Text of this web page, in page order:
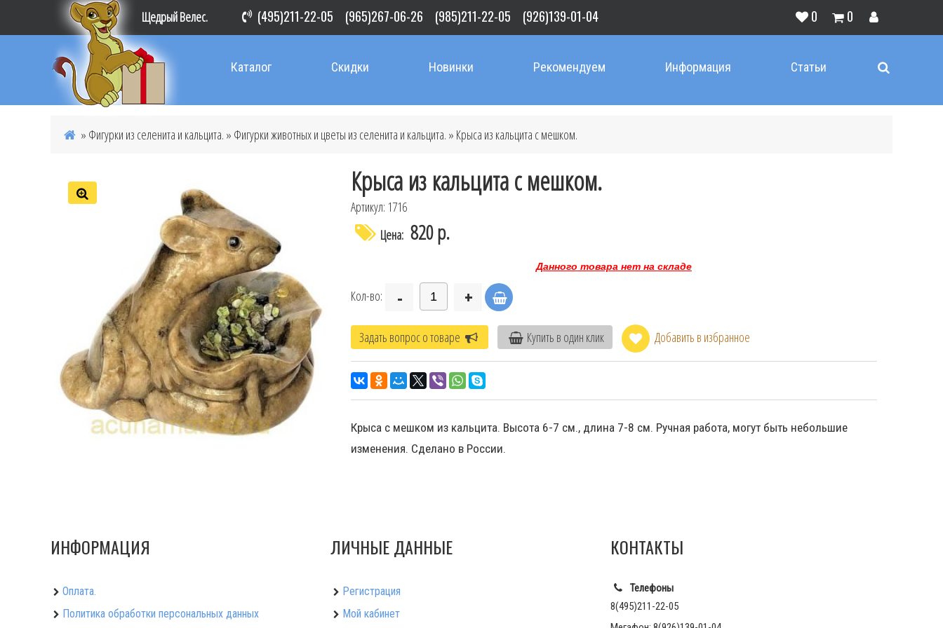
Щедрый Велес. (495)211-22-05 (965)267-06-26 (985)211-22-05 (926)139-01-04 0 0
Каталог Скидки Новинки Рекомендуем Информация Статьи
» Фигурки из селенита и кальцита. » Фигурки животных и цветы из селенита и кальцита. » Крыса из кальцита с мешком.
Крыса из кальцита с мешком.
Артикул: 1716
Цена: 820 р.
Данного товара нет на складе
Кол-во: - +
Задать вопрос о товаре Купить в один клик Добавить в избранное
Крыса с мешком из кальцита. Высота 6-7 см., длина 7-8 см. Ручная работа, могут быть небольшие
изменения. Сделано в России.
ИНФОРМАЦИЯ
Оплата.
Политика обработки персональных данных
ЛИЧНЫЕ ДАННЫЕ
Регистрация
Мой кабинет
КОНТАКТЫ
Телефоны
8(495)211-22-05